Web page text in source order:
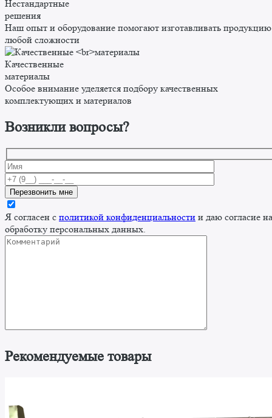
Нестандартные
решения
Наш опыт и оборудование помогают изготавливать продукцию
любой сложности
Качественные
материалы
Особое внимание уделяется подбору качественных
комплектующих и материалов
Возникли вопросы?
Я согласен с политикой конфиденциальности и даю согласие на
обработку персональных данных.
Рекомендуемые товары